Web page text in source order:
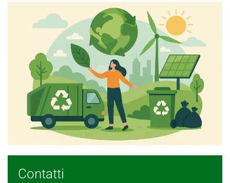
Contatti